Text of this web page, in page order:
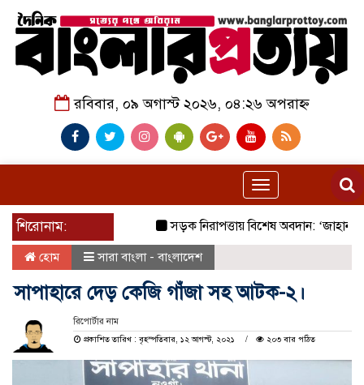
রবিবার, ০৯ অগাস্ট ২০২৬, ০৪:২৬ অপরাহ্ন
Toggle
navigation
শিরোনাম:
সড়ক নিরাপত্তায় বিশেষ অবদান: ‘জাহানারা
হোম সারা বাংলা - বাংলাদেশ
সাপাহারে দেড় কেজি গাঁজা সহ আটক-২।
রিপোর্টার নাম
প্রকাশিত তারিখ : বৃহস্পতিবার, ১২ আগস্ট, ২০২১
২০৩ বার পঠিত